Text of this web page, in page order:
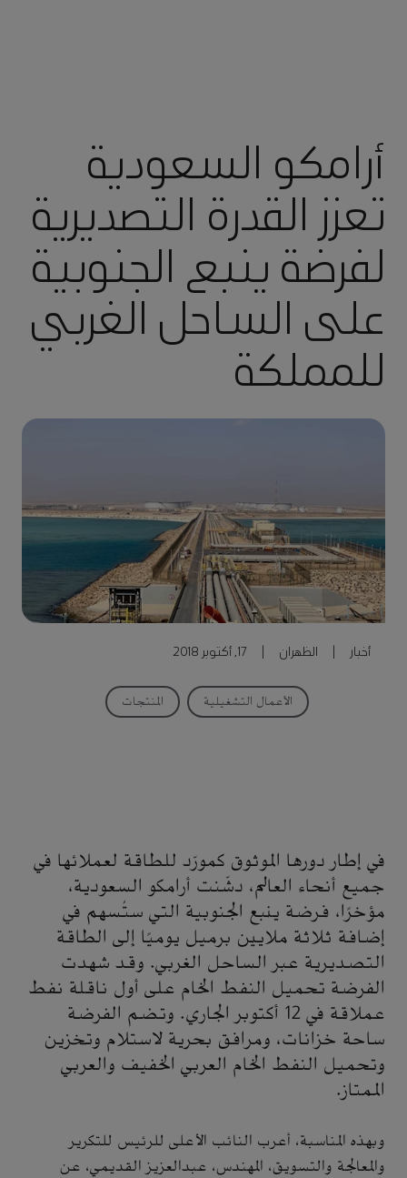
أرامكو السعودية
تعزز القدرة التصديرية
لفرضة ينبع الجنوبية
على الساحل الغربي
للمملكة
أخبار الظهران 17, أكتوبر 2018
الأعمال التشغيلية المنتجات
في إطار دورها الموثوق كمورّد للطاقة لعملائها في
جميع أنحاء العالم، دشّنت أرامكو السعودية،
مؤخرًا، فرضة ينبع الجنوبية التي ستُسهم في
إضافة ثلاثة ملايين برميل يوميًا إلى الطاقة
التصديرية عبر الساحل الغربي. وقد شهدت
الفرضة تحميل النفط الخام على أول ناقلة نفط
عملاقة في 12 أكتوبر الجاري. وتضم الفرضة
ساحة خزانات، ومرافق بحرية لاستلام وتخزين
وتحميل النفط الخام العربي الخفيف والعربي
الممتاز.
وبهذه المناسبة، أعرب النائب الأعلى للرئيس للتكرير
والمعالجة والتسويق، المهندس، عبدالعزيز القديمي، عن